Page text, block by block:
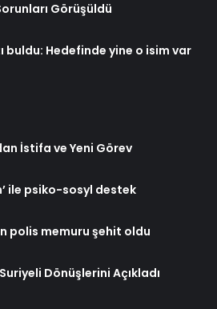
Görüşüldü
buldu: Hedefinde yine o isim var
İstifa ve Yeni Görev
ile psiko-sosyl destek
polis memuru şehit oldu
Dönüşlerini Açıkladı